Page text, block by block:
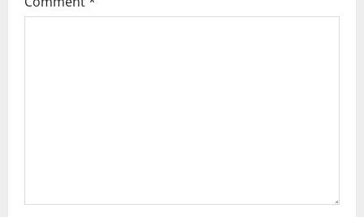
a